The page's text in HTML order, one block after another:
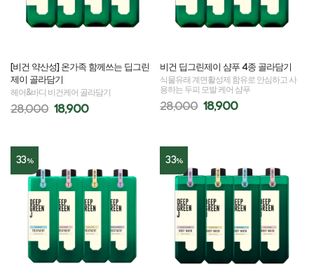
[비건 약산성] 온가족 함께쓰는 딥그린
제이 골라담기
헤어&바디 비건케어 골라담기
28,000 18,900
비건 딥그린제이 샴푸 4종 골라담기
식물유래 계면활성제 함유로 안심하고 사
용하는 두피 모발 케어 샴푸
28,000 18,900
33% 33%